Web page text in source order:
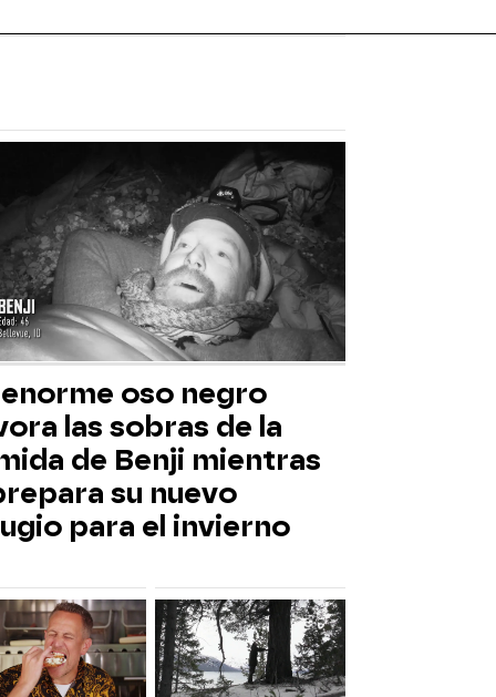
oso negro
las sobras de la
de Benji mientras
su nuevo
para el invierno